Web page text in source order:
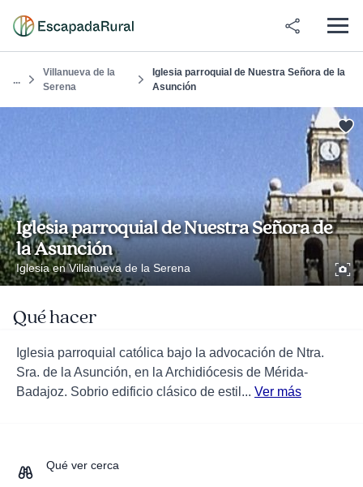
...
Villanueva de la
Serena
Iglesia parroquial de Nuestra Señora de la
Asunción
Iglesia parroquial de Nuestra Señora de
la Asunción
Iglesia en Villanueva de la Serena
Qué hacer
Iglesia parroquial católica bajo la advocación de Ntra.
Sra. de la Asunción, en la Archidiócesis de Mérida-
Badajoz. Sobrio edificio clásico de estil... Ver más
Qué ver cerca